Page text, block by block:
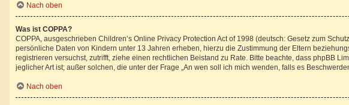
Nach oben
Was ist COPPA?
COPPA, ausgeschrieben Children’s Online Privacy Protection Act of 1998 (deutsch: Gesetz zum
persönliche Daten von Kindern unter 13 Jahren erheben, hierzu die Zustimmung der Eltern
registrieren versuchst, zutrifft, ziehe einen rechtlichen Beistand zu Rate. Bitte beachte, dass phpBB
jeglicher Art ist; außer solchen, die unter der Frage „An wen soll ich mich wenden, falls es
Nach oben